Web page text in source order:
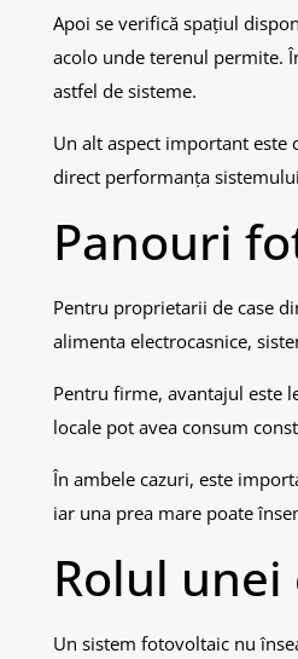
Apoi se verifică spațiul
acolo unde terenul permite.
astfel de sisteme.
Un alt aspect important
direct performanța
Panouri
Pentru proprietarii de case
alimenta electrocasnice,
Pentru firme, avantajul este
locale pot avea consum
În ambele cazuri, este
iar una prea mare poate
Rolul
Un sistem fotovoltaic nu